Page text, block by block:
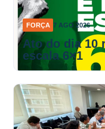
FORÇA 7 AGO 2026
Ato do dia 10
escala 6×1